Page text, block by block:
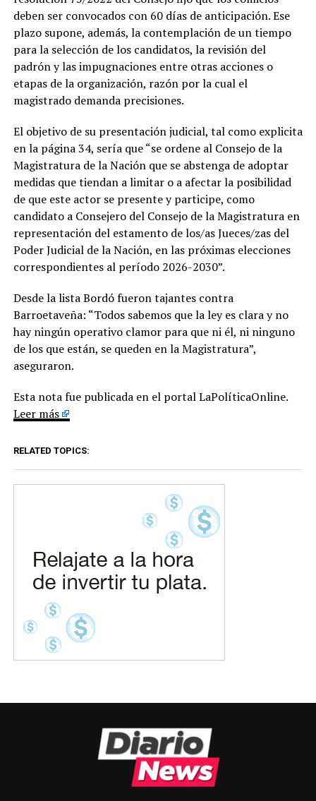
deben ser convocados con 60 días de anticipación. Ese
plazo supone, además, la contemplación de un tiempo
para la selección de los candidatos, la revisión del
padrón y las impugnaciones entre otras acciones o
etapas de la organización, razón por la cual el
magistrado demanda precisiones.
El objetivo de su presentación judicial, tal como explicita
en la página 34, sería que “se ordene al Consejo de la
Magistratura de la Nación que se abstenga de adoptar
medidas que tiendan a limitar o a afectar la posibilidad
de que este actor se presente y participe, como
candidato a Consejero del Consejo de la Magistratura en
representación del estamento de los/as Jueces/zas del
Poder Judicial de la Nación, en las próximas elecciones
correspondientes al período 2026-2030”.
Desde la lista Bordó fueron tajantes contra
Barroetaveña: “Todos sabemos que la ley es clara y no
hay ningún operativo clamor para que ni él, ni ninguno
de los que están, se queden en la Magistratura”,
aseguraron.
Esta nota fue publicada en el portal LaPolíticaOnline.
Leer más
RELATED TOPICS: